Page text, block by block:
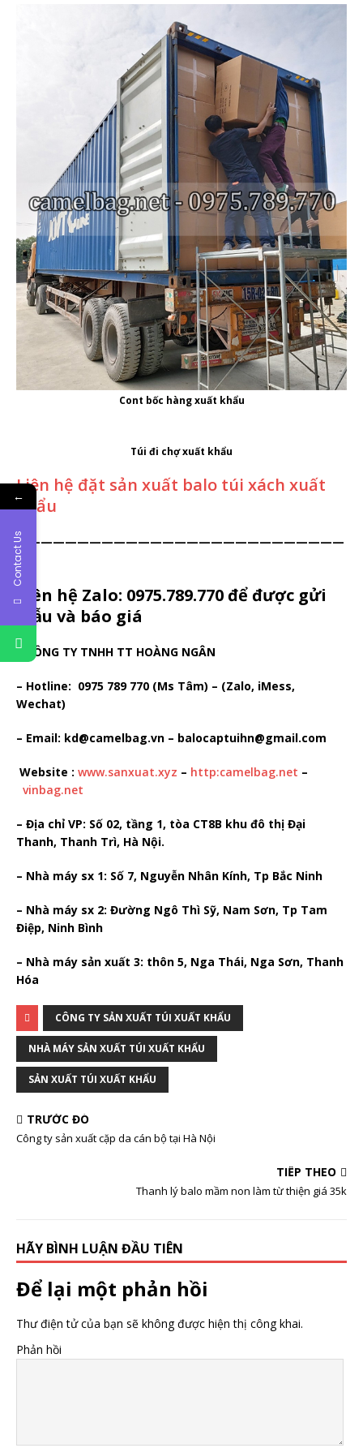
Cont bốc hàng xuất khẩu
Túi đi chợ xuất khẩu
Liên hệ đặt sản xuất balo túi xách xuất
khẩu
———————————————————————————
—
Liên hệ Zalo: 0975.789.770 để được gửi
mẫu và báo giá
– CÔNG TY TNHH TT HOÀNG NGÂN
– Hotline: 0975 789 770 (Ms Tâm) – (Zalo, iMess,
Wechat)
– Email: kd@camelbag.vn – balocaptuihn@gmail.com
Website : www.sanxuat.xyz – http:camelbag.net –
vinbag.net
– Địa chỉ VP: Số 02, tầng 1, tòa CT8B khu đô thị Đại
Thanh, Thanh Trì, Hà Nội.
– Nhà máy sx 1: Số 7, Nguyễn Nhân Kính, Tp Bắc Ninh
– Nhà máy sx 2: Đường Ngô Thì Sỹ, Nam Sơn, Tp Tam
Điệp, Ninh Bình
– Nhà máy sản xuất 3: thôn 5, Nga Thái, Nga Sơn, Thanh
Hóa
CÔNG TY SẢN XUẤT TÚI XUẤT KHẨU
NHÀ MÁY SẢN XUẤT TÚI XUẤT KHẨU
SẢN XUẤT TÚI XUẤT KHẨU
TRƯỚC ĐÓ
Công ty sản xuất cặp da cán bộ tại Hà Nội
TIẾP THEO
Thanh lý balo mầm non làm từ thiện giá 35k
HÃY BÌNH LUẬN ĐẦU TIÊN
Để lại một phản hồi
Thư điện tử của bạn sẽ không được hiện thị công khai.
Phản hồi
←
Contact Us